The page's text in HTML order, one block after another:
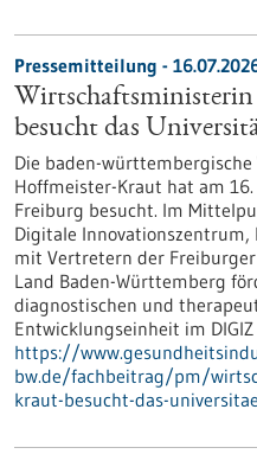
Pressemitteilung -
besucht das
Die baden-
Hoffmeister-Kraut hat am
Freiburg besucht. Im
Digitale Innovationszentrum,
mit Vertretern der
Land Baden-Württemberg
diagnostischen und
Entwicklungseinheit im
https://
bw.de/fachbeitrag/pm/
kraut-besucht-das-